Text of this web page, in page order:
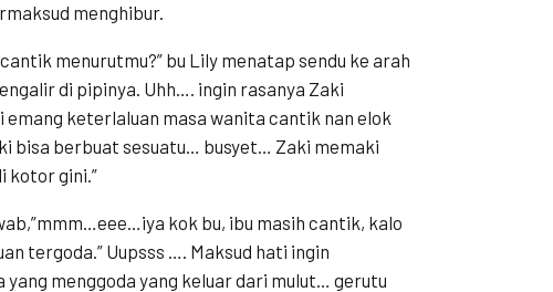
menghibur.
menurutmu?” bu Lily menatap sendu ke arah
di pipinya. Uhh…. ingin rasanya Zaki
keterlaluan masa wanita cantik nan elok
bisa berbuat sesuatu… busyet… Zaki memaki
kotor gini.”
kok bu, ibu masih cantik, kalo
tergoda.” Uupsss …. Maksud hati ingin
menggoda yang keluar dari mulut… gerutu